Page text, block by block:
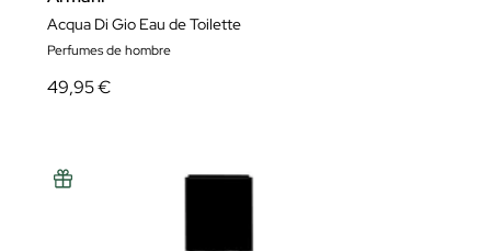
Acqua Di Gio Eau de Toilette
Perfumes de hombre
49,95 €